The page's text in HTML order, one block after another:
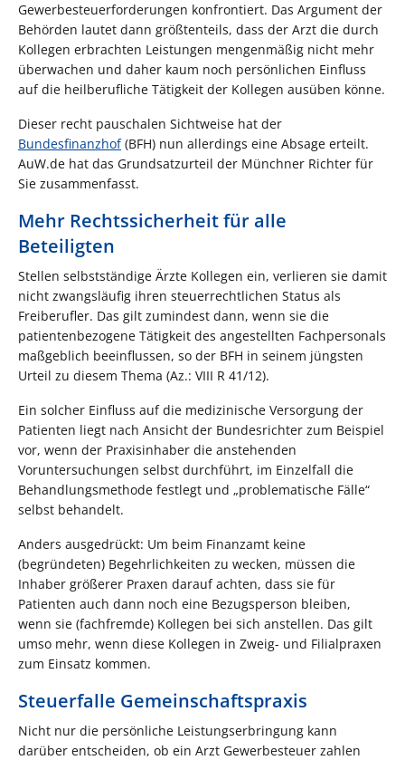
Gewerbesteuerforderungen konfrontiert. Das Argument der
Behörden lautet dann größtenteils, dass der Arzt die durch
Kollegen erbrachten Leistungen mengenmäßig nicht mehr
überwachen und daher kaum noch persönlichen Einfluss
auf die heilberufliche Tätigkeit der Kollegen ausüben könne.
Dieser recht pauschalen Sichtweise hat der
Bundesfinanzhof(BFH) nun allerdings eine Absage erteilt.
AuW.de hat das Grundsatzurteil der Münchner Richter für
Sie zusammenfasst.
Mehr Rechtssicherheit für alle
Beteiligten
Stellen selbstständige Ärzte Kollegen ein, verlieren sie damit
nicht zwangsläufig ihren steuerrechtlichen Status als
Freiberufler. Das gilt zumindest dann, wenn sie die
patientenbezogene Tätigkeit des angestellten Fachpersonals
maßgeblich beeinflussen, so der BFH in seinem jüngsten
Urteil zu diesem Thema (Az.: VIII R 41/12).
Ein solcher Einfluss auf die medizinische Versorgung der
Patienten liegt nach Ansicht der Bundesrichter zum Beispiel
vor, wenn der Praxisinhaber die anstehenden
Voruntersuchungen selbst durchführt, im Einzelfall die
Behandlungsmethode festlegt und „problematische Fälle“
selbst behandelt.
Anders ausgedrückt: Um beim Finanzamt keine
(begründeten) Begehrlichkeiten zu wecken, müssen die
Inhaber größerer Praxen darauf achten, dass sie für
Patienten auch dann noch eine Bezugsperson bleiben,
wenn sie (fachfremde) Kollegen bei sich anstellen. Das gilt
umso mehr, wenn diese Kollegen in Zweig- und Filialpraxen
zum Einsatz kommen.
Steuerfalle Gemeinschaftspraxis
Nicht nur die persönliche Leistungserbringung kann
darüber entscheiden, ob ein Arzt Gewerbesteuer zahlen